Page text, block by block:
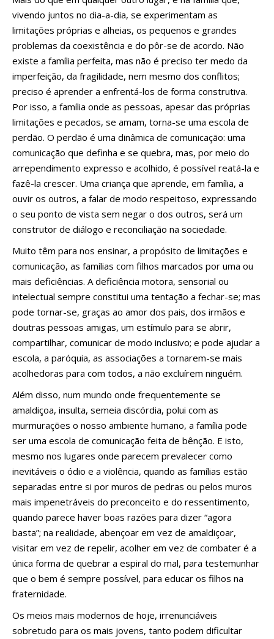
vivendo juntos no dia-a-dia, se experimentam as
limitações próprias e alheias, os pequenos e grandes
problemas da coexistência e do pôr-se de acordo. Não
existe a família perfeita, mas não é preciso ter medo da
imperfeição, da fragilidade, nem mesmo dos conflitos;
preciso é aprender a enfrentá-los de forma construtiva.
Por isso, a família onde as pessoas, apesar das próprias
limitações e pecados, se amam, torna-se uma escola de
perdão. O perdão é uma dinâmica de comunicação: uma
comunicação que definha e se quebra, mas, por meio do
arrependimento expresso e acolhido, é possível reatá-la e
fazê-la crescer. Uma criança que aprende, em família, a
ouvir os outros, a falar de modo respeitoso, expressando
o seu ponto de vista sem negar o dos outros, será um
construtor de diálogo e reconciliação na sociedade.
Muito têm para nos ensinar, a propósito de limitações e
comunicação, as famílias com filhos marcados por uma ou
mais deficiências. A deficiência motora, sensorial ou
intelectual sempre constitui uma tentação a fechar-se; mas
pode tornar-se, graças ao amor dos pais, dos irmãos e
doutras pessoas amigas, um estímulo para se abrir,
compartilhar, comunicar de modo inclusivo; e pode ajudar a
escola, a paróquia, as associações a tornarem-se mais
acolhedoras para com todos, a não excluírem ninguém.
Além disso, num mundo onde frequentemente se
amaldiçoa, insulta, semeia discórdia, polui com as
murmurações o nosso ambiente humano, a família pode
ser uma escola de comunicação feita de bênção. E isto,
mesmo nos lugares onde parecem prevalecer como
inevitáveis o ódio e a violência, quando as famílias estão
separadas entre si por muros de pedras ou pelos muros
mais impenetráveis do preconceito e do ressentimento,
quando parece haver boas razões para dizer “agora
basta”; na realidade, abençoar em vez de amaldiçoar,
visitar em vez de repelir, acolher em vez de combater é a
única forma de quebrar a espiral do mal, para testemunhar
que o bem é sempre possível, para educar os filhos na
fraternidade.
Os meios mais modernos de hoje, irrenunciáveis
sobretudo para os mais jovens, tanto podem dificultar